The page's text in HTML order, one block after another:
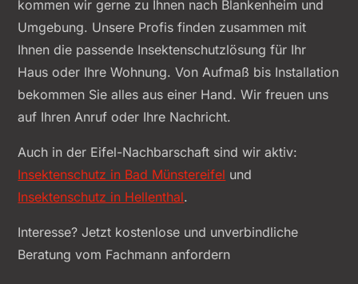
kommen wir gerne zu Ihnen nach Blankenheim und
Umgebung. Unsere Profis finden zusammen mit
Ihnen die passende Insektenschutzlösung für Ihr
Haus oder Ihre Wohnung. Von Aufmaß bis Installation
bekommen Sie alles aus einer Hand. Wir freuen uns
auf Ihren Anruf oder Ihre Nachricht.
Auch in der Eifel-Nachbarschaft sind wir aktiv:
Insektenschutz in Bad Münstereifel und
Insektenschutz in Hellenthal.
Interesse? Jetzt kostenlose und unverbindliche
Beratung vom Fachmann anfordern